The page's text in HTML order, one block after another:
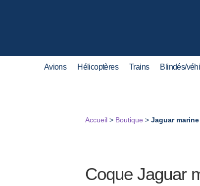
Avions Hélicoptères Trains Blindés/
Accueil > Boutique > Jaguar marine
Coque Jaguar